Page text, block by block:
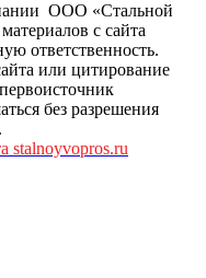
ООО «Стальной
с сайта
ответственность.
или цитирование
без разрешения
stalnoyvopros.ru